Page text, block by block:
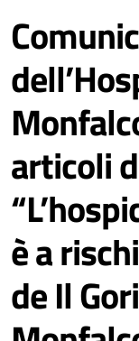
articoli
è a
de Il